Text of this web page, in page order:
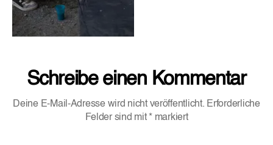
Schreibe einen Kommentar
Deine E-Mail-Adresse wird nicht veröffentlicht. Erforderliche
Felder sind mit * markiert